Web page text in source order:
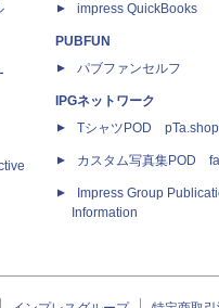
impress QuickBooks
PUBFUN
パブファンセルフ
IPGネットワーク
TシャツPOD pTa.shop
カスタム写真集POD
Impress Group
Information